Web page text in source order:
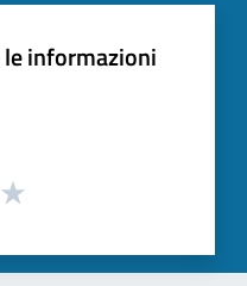
informazioni